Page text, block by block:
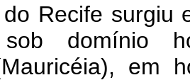
Recife surgiu
domínio
em